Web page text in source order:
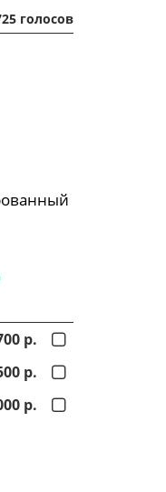
голосов
р.
р.
р.